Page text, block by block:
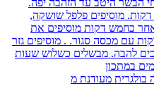
בולגרית מעודנת מ